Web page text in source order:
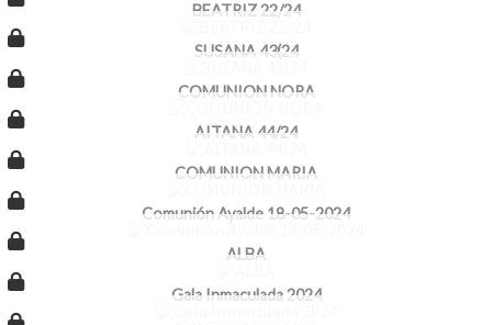
BEATRIZ 22/24
SUSANA 43(24
COMUNION NORA
AITANA 44/24
COMUNION MARIA
Comunión Ayalde 18-05-2024
ALBA
Gala Inmaculada 2024